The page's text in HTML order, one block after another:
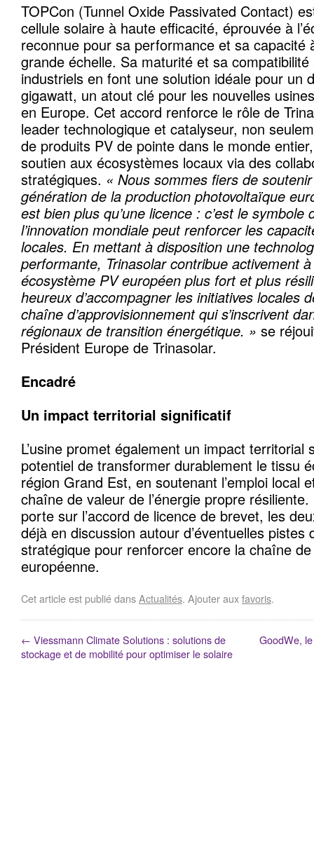
TOPCon (Tunnel Oxide Passivated Contact)
cellule solaire à haute efficacité, éprouvée à
reconnue pour sa performance et sa capacité
grande échelle. Sa maturité et sa
industriels en font une solution idéale pour un
gigawatt, un atout clé pour les nouvelles
en Europe. Cet accord renforce le rôle de
leader technologique et catalyseur, non
de produits PV de pointe dans le monde
soutien aux écosystèmes locaux via des
stratégiques. « Nous sommes fiers de
génération de la production photovoltaïque
est bien plus qu’une licence : c’est le symbole
l’innovation mondiale peut renforcer les
locales. En mettant à disposition une
performante, Trinasolar contribue activement
écosystème PV européen plus fort et plus
heureux d’accompagner les initiatives locales
chaîne d’approvisionnement qui s’inscrivent
régionaux de transition énergétique. » se
Président Europe de Trinasolar.
Encadré
Un impact territorial significatif
L’usine promet également un impact territorial
potentiel de transformer durablement le tissu
région Grand Est, en soutenant l’emploi local
chaîne de valeur de l’énergie propre résiliente.
porte sur l’accord de licence de brevet, les
déjà en discussion autour d’éventuelles pistes
stratégique pour renforcer encore la chaîne
européenne.
Cet article est publié dansActualités. Ajouter auxfavoris.
← Viessmann Climate Solutions : solutions de
stockage et de mobilité pour optimiser le solaire
GoodWe,